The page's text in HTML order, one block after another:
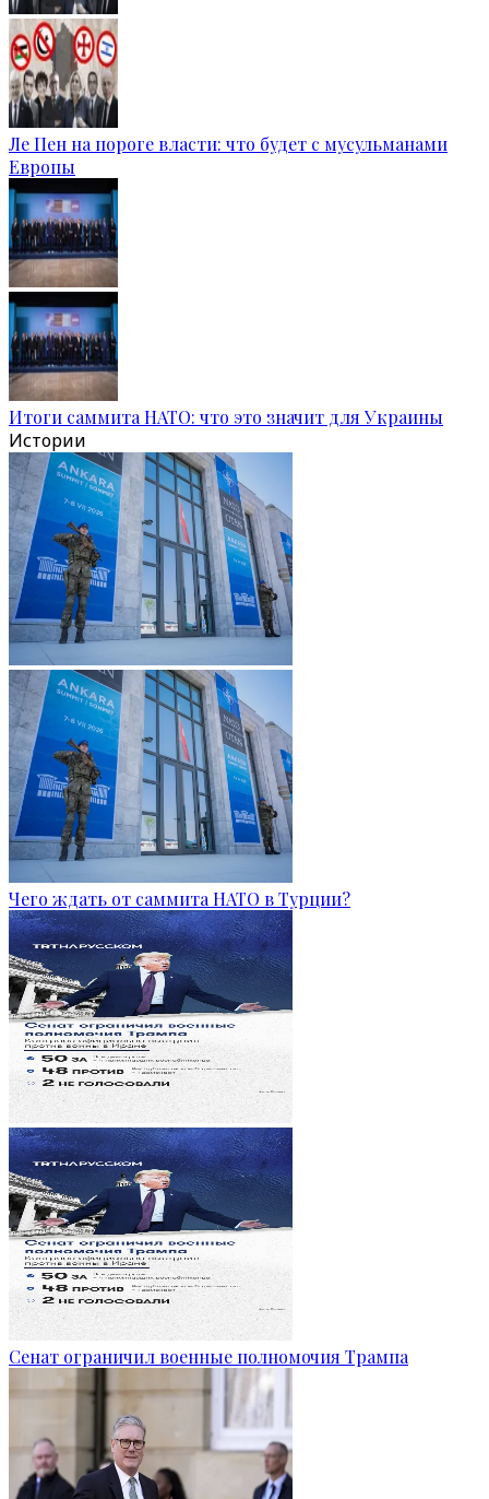
Ле Пен на пороге власти: что будет с мусульманами
Европы
Итоги саммита НАТО: что это значит для Украины
Истории
Чего ждать от саммита НАТО в Турции?
Сенат ограничил военные полномочия Трампа